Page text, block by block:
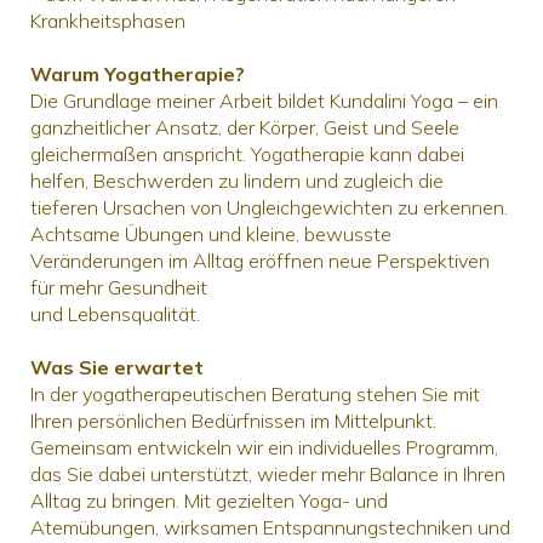
Krankheitsphasen
Warum Yogatherapie?
Die Grundlage meiner Arbeit bildet Kundalini Yoga – ein
ganzheitlicher Ansatz, der Körper, Geist und Seele
gleichermaßen anspricht. Yogatherapie kann dabei
helfen, Beschwerden zu lindern und zugleich die
tieferen Ursachen von Ungleichgewichten zu erkennen.
Achtsame Übungen und kleine, bewusste
Veränderungen im Alltag eröffnen neue Perspektiven
für mehr Gesundheit
und Lebensqualität.
Was Sie erwartet
In der yogatherapeutischen Beratung stehen Sie mit
Ihren persönlichen Bedürfnissen im Mittelpunkt.
Gemeinsam entwickeln wir ein individuelles Programm,
das Sie dabei unterstützt, wieder mehr Balance in Ihren
Alltag zu bringen. Mit gezielten Yoga- und
Atemübungen, wirksamen Entspannungstechniken und